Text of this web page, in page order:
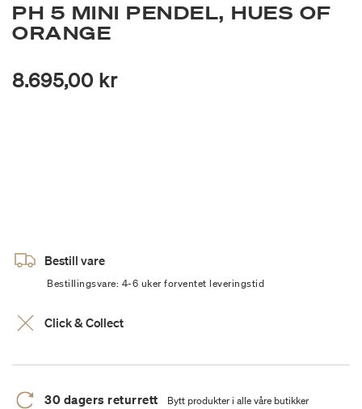
PH 5 MINI PENDEL, HUES OF
ORANGE
8.695,00 kr
Bestill vare
Bestillingsvare: 4-6 uker forventet leveringstid
Click & Collect
30 dagers returrett Bytt produkter i alle våre butikker